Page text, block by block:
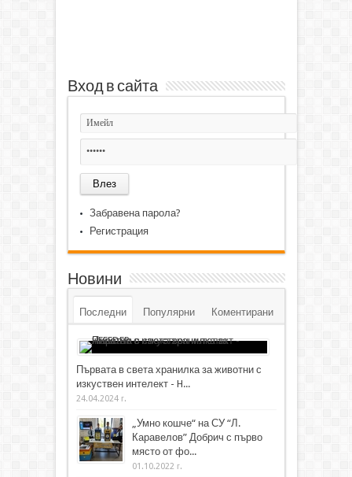
Вход в сайта
Забравена парола?
Регистрация
Новини
Последни Популярни Коментирани
Първата в света хранилка за животни с
изкуствен интелект - H...
24.04.2024 г.
„Умно кошче“ на СУ “Л.
Каравелов” Добрич с първо
място от фо...
01.10.2022 г.